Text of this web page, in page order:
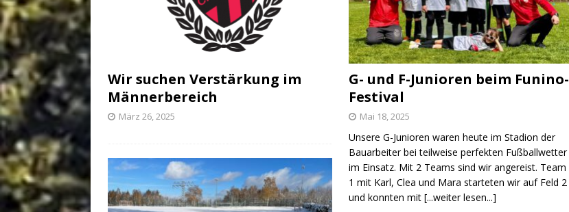
Wir suchen Verstärkung im
Männerbereich
März 26, 2025
G- und F-Junioren beim Funino-
Festival
Mai 18, 2025
Unsere G-Junioren waren heute im Stadion der
Bauarbeiter bei teilweise perfekten Fußballwetter
im Einsatz. Mit 2 Teams sind wir angereist. Team
1 mit Karl, Clea und Mara starteten wir auf Feld 2
und konnten mit [...weiter lesen...]